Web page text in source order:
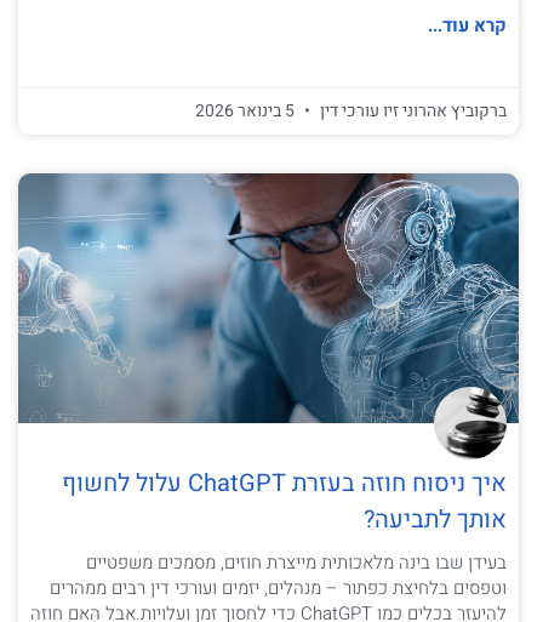
קרא עוד...
ברקוביץ אהרוני זיו עורכי דין
איך ניסוח חוזה בעזרת ChatGPT עלול לחשוף
אותך לתביעה?
בעידן שבו בינה מלאכותית מייצרת חוזים, מסמכים משפטיים
וטפסים בלחיצת כפתור – מנהלים, יזמים ועורכי דין רבים ממהרים
להיעזר בכלים כמו ChatGPT כדי לחסוך זמן ועלויות.אבל האם חוזה